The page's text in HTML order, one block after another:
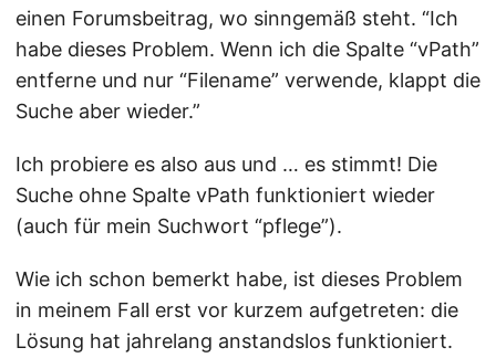
einen Forumsbeitrag, wo sinngemäß steht. “Ich
habe dieses Problem. Wenn ich die Spalte “vPath”
entferne und nur “Filename” verwende, klappt die
Suche aber wieder.”
Ich probiere es also aus und … es stimmt! Die
Suche ohne Spalte vPath funktioniert wieder
(auch für mein Suchwort “pflege”).
Wie ich schon bemerkt habe, ist dieses Problem
in meinem Fall erst vor kurzem aufgetreten: die
Lösung hat jahrelang anstandslos funktioniert.